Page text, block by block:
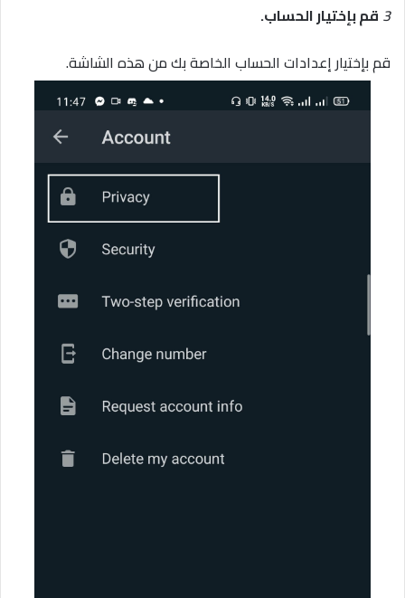
3 قم بإختيار الحساب.
قم بإختيار إعدادات الحساب الخاصة بك من هذه الشاشة.